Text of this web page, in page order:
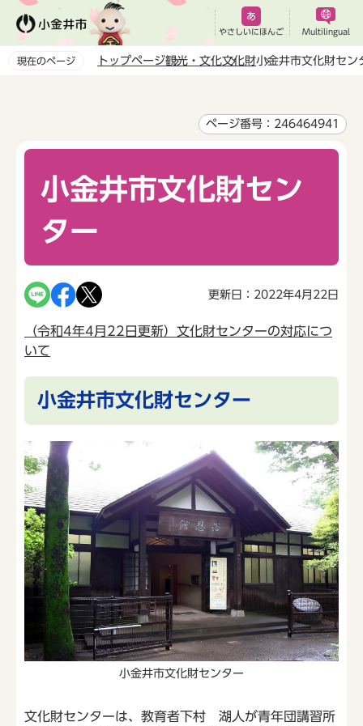
ペ
やさしいにほんご Multilingual
現在のページ トップページ観光・文化文化財小金井市文化財セン
ページ番号：246464941
小金井市文化財セン
ター
更新日：2022年4月22日
（令和4年4月22日更新）文化財センターの対応につ
いて
小金井市文化財センター
小金井市文化財センター
文化財センターは、教育者下村 湖人が青年団講習所